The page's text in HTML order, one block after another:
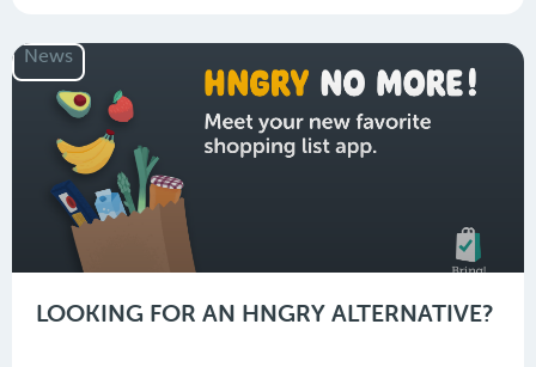
News
LOOKING FOR AN HNGRY ALTERNATIVE?